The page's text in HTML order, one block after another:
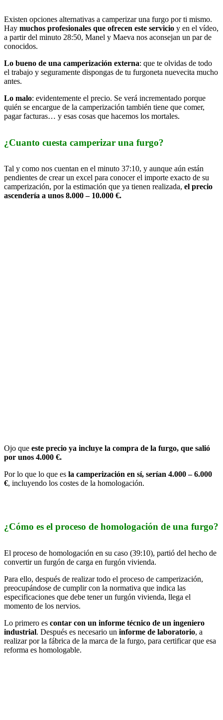
Existen opciones alternativas a camperizar una furgo por ti mismo.
Hay muchos profesionales que ofrecen este servicio y en el vídeo,
a partir del minuto 28:50, Manel y Maeva nos aconsejan un par de
conocidos.
Lo bueno de una camperización externa: que te olvidas de todo
el trabajo y seguramente dispongas de tu furgoneta nuevecita mucho
antes.
Lo malo: evidentemente el precio. Se verá incrementado porque
quién se encargue de la camperización también tiene que comer,
pagar facturas… y esas cosas que hacemos los mortales.
¿Cuanto cuesta camperizar una furgo?
Tal y como nos cuentan en el minuto 37:10, y aunque aún están
pendientes de crear un excel para conocer el importe exacto de su
camperización, por la estimación que ya tienen realizada, el precio
ascendería a unos 8.000 – 10.000 €.
Ojo que este precio ya incluye la compra de la furgo, que salió
por unos 4.000 €.
Por lo que lo que es la camperización en sí, serían 4.000 – 6.000
€, incluyendo los costes de la homologación.
¿Cómo es el proceso de homologación de una furgo?
El proceso de homologación en su caso (39:10), partió del hecho de
convertir un furgón de carga en furgón vivienda.
Para ello, después de realizar todo el proceso de camperización,
preocupándose de cumplir con la normativa que indica las
especificaciones que debe tener un furgón vivienda, llega el
momento de los nervios.
Lo primero es contar con un informe técnico de un ingeniero
industrial. Después es necesario un informe de laboratorio, a
realizar por la fábrica de la marca de la furgo, para certificar que esa
reforma es homologable.